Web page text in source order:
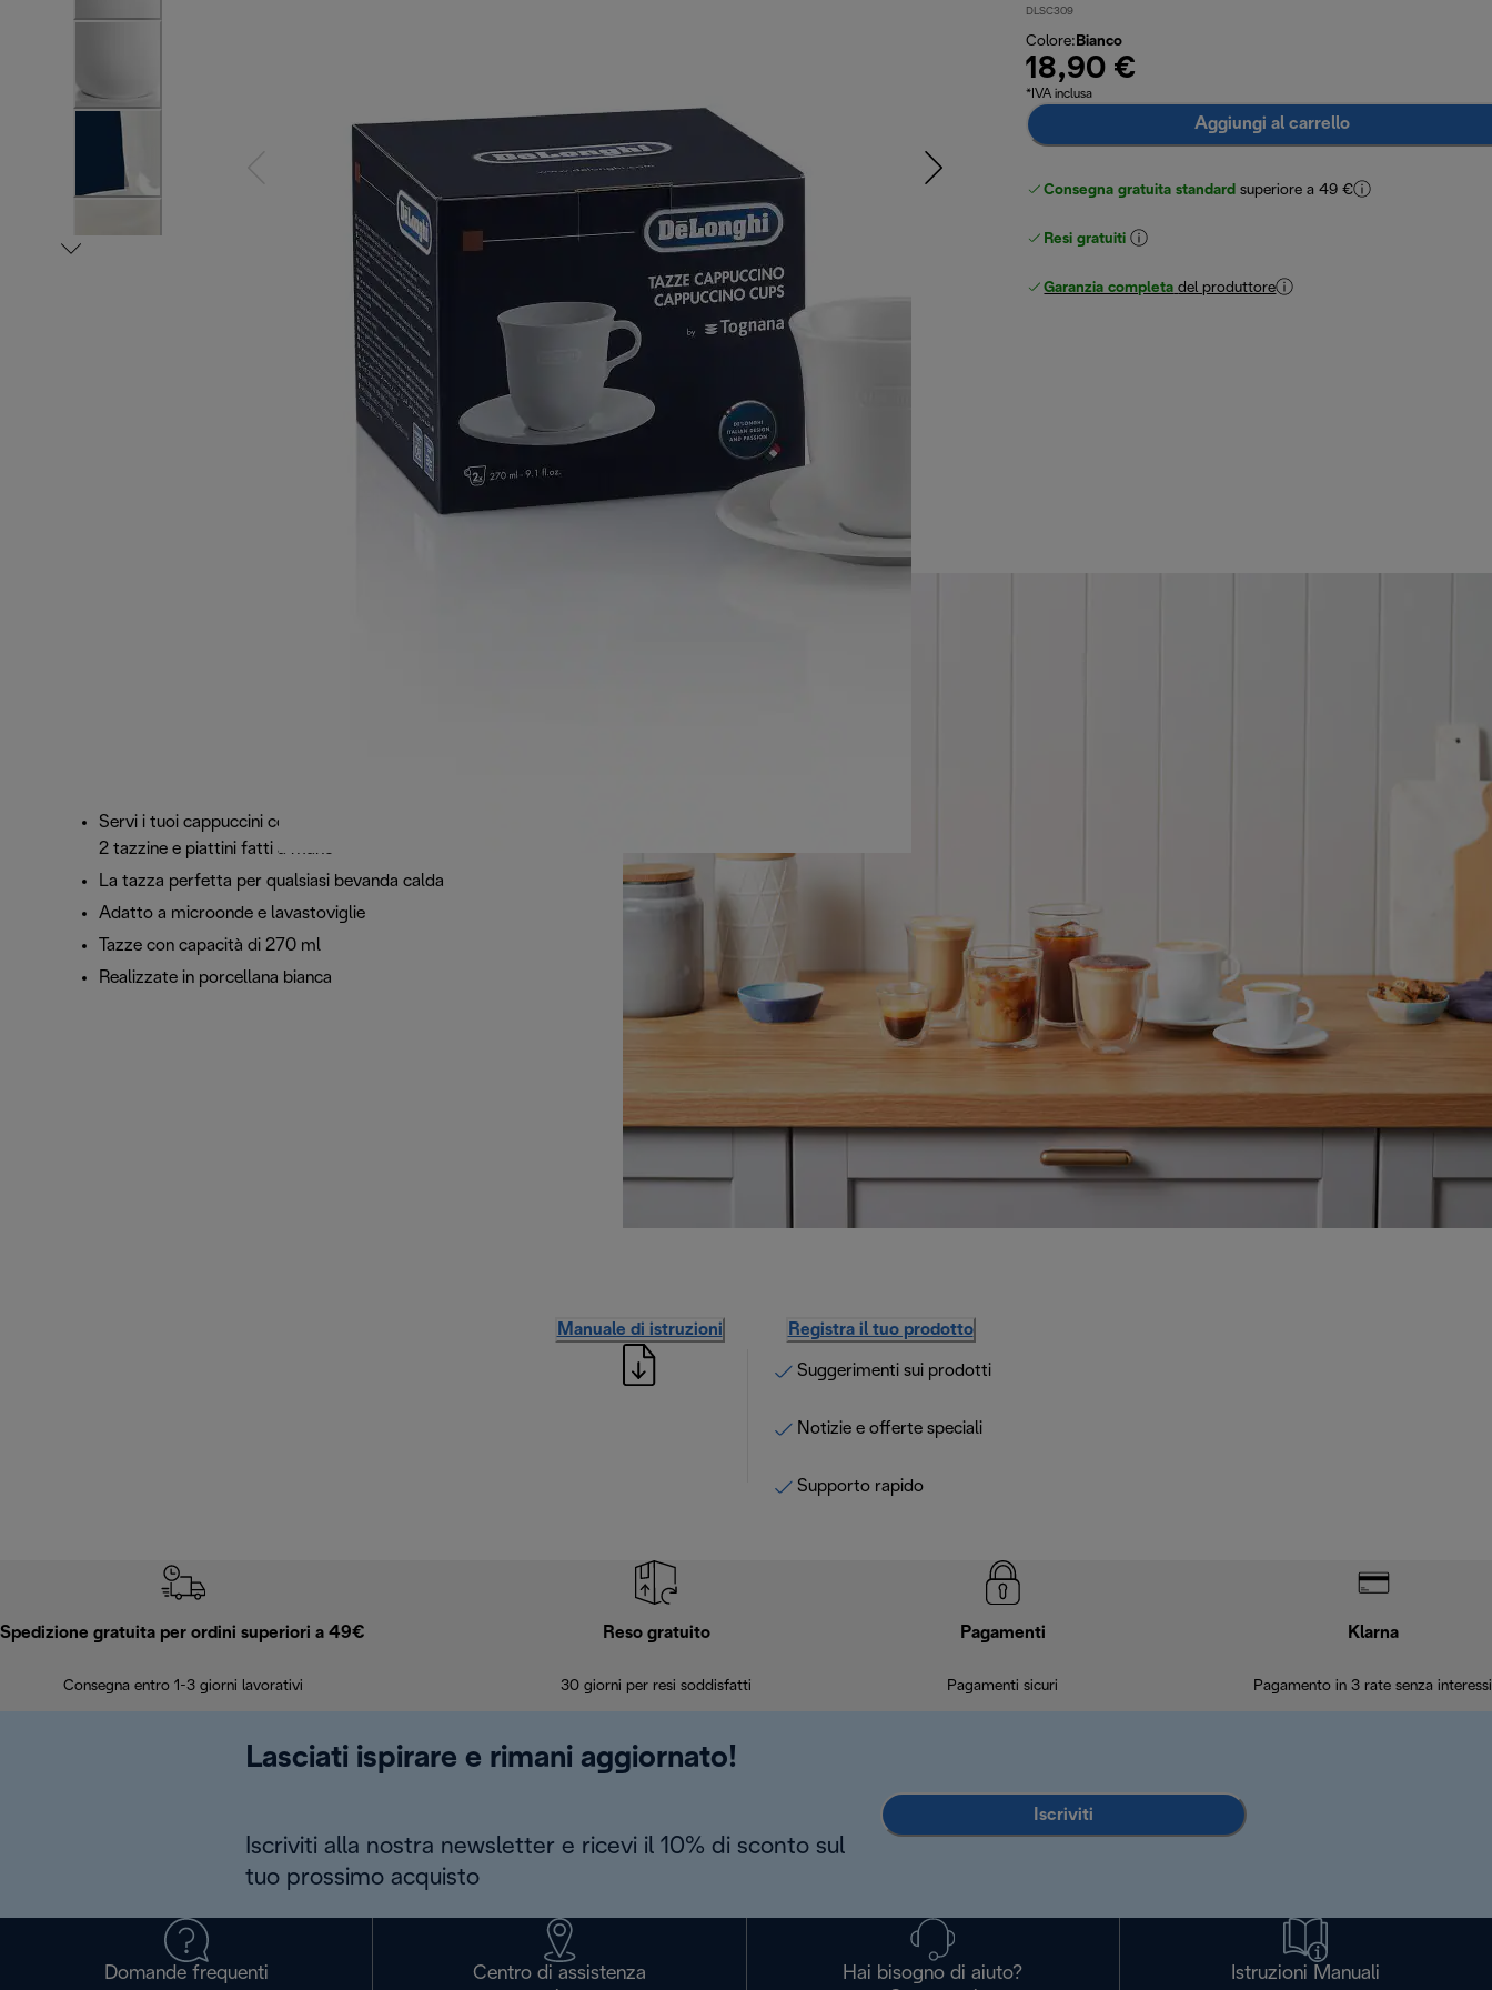
DLSC309
Colore: Bianco
18,90 €
*IVA inclusa
Aggiungi al carrello
Consegna gratuita standard superiore a 49 €
Resi gratuiti
Garanzia completa del produttore
Servi i tuoi cappuccini con stile con questo set di
2 tazzine e piattini fatti a mano
La tazza perfetta per qualsiasi bevanda calda
Adatto a microonde e lavastoviglie
Tazze con capacità di 270 ml
Realizzate in porcellana bianca
Manuale di istruzioni Registra il tuo prodotto
Suggerimenti sui prodotti
Notizie e offerte speciali
Supporto rapido
Spedizione gratuita per ordini superiori a 49€
Consegna entro 1-3 giorni lavorativi
Reso gratuito
30 giorni per resi soddisfatti
Pagamenti
Pagamenti sicuri
Klarna
Pagamento in 3 rate senza interessi
Lasciati ispirare e rimani aggiornato!
Iscriviti alla nostra newsletter e ricevi il 10% di sconto sul
tuo prossimo acquisto
Iscriviti
Domande frequenti
Centro di assistenza
Hai bisogno di aiuto?
Istruzioni Manuali